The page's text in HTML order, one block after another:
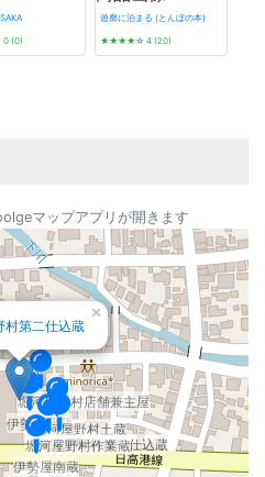
0 (0)
遊廓に泊まる (とんぼの本)
★★★★☆ 4 (20)
マップアプリが開きます
堀河屋野村作業蔵
伊勢屋北蔵堀河屋野村土蔵
堀河屋野村店舗兼主屋
堀河屋野村第一仕込蔵
伊勢屋南蔵
村第二仕込蔵
×